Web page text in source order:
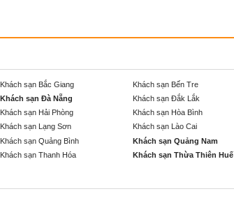
Khách sạn Bắc Giang Khách sạn Bến Tre
Khách sạn Đà Nẵng Khách sạn Đắk Lắk
Khách sạn Hải Phòng Khách sạn Hòa Bình
Khách sạn Lạng Sơn Khách sạn Lào Cai
Khách sạn Quảng Bình Khách sạn Quảng Nam
Khách sạn Thanh Hóa Khách sạn Thừa Thiên Huế